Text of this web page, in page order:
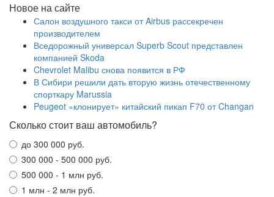
Новое на сайте
Салон воздушного такси от Airbus рассекречен
производителем
Вседорожный универсал Superb Scout представлен
компанией Skoda
Chevrolet Malibu снова появится в РФ
В Сибири решили дать вторую жизнь отечественному
спорткару Marussia
Peugeot «клонирует» китайский пикап F70 от Changan
Сколько стоит ваш автомобиль?
до 300 000 руб.
300 000 - 500 000 руб.
500 000 - 1 млн руб.
1 млн - 2 млн руб.